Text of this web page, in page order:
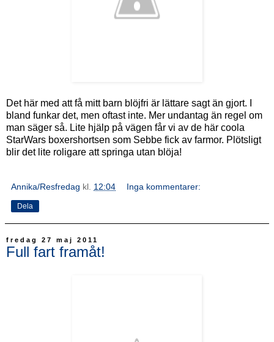
Det här med att få mitt barn blöjfri är lättare sagt än gjort. I
bland funkar det, men oftast inte. Mer undantag än regel om
man säger så. Lite hjälp på vägen får vi av de här coola
StarWars boxershortsen som Sebbe fick av farmor. Plötsligt
blir det lite roligare att springa utan blöja!
Annika/Resfredag kl. 12:04 Inga kommentarer:
Dela
fredag 27 maj 2011
Full fart framåt!